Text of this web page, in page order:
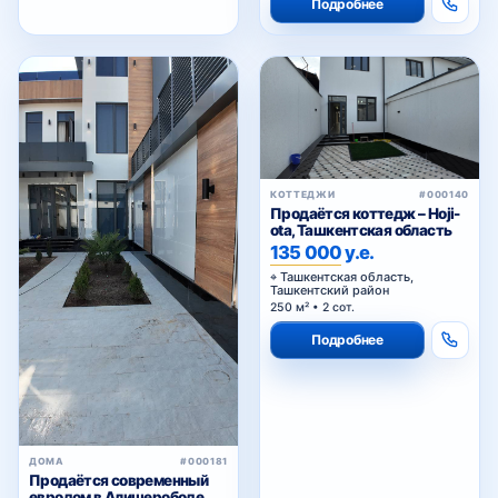
Подробнее
ДОМА #000181
Продаётся современный
КОТТЕДЖИ #000140
Продаётся коттедж – Hoji-
ota, Ташкентская область
135 000 у.е.
Ташкентская область,
Ташкентский район
250 м² • 2 сот.
Подробнее